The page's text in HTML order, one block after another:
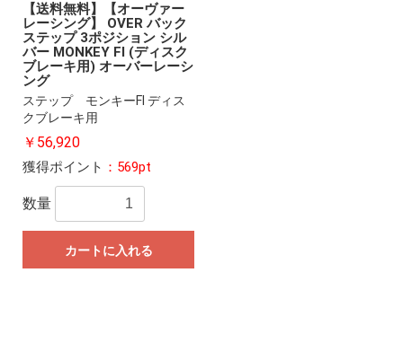
【送料無料】【オーヴァー
レーシング】 OVER バック
ステップ 3ポジション シル
バー MONKEY FI (ディスク
ブレーキ用) オーバーレーシ
ング
ステップ モンキーFI ディス
クブレーキ用
￥56,920
獲得ポイント ：569pt
数量
カートに入れる